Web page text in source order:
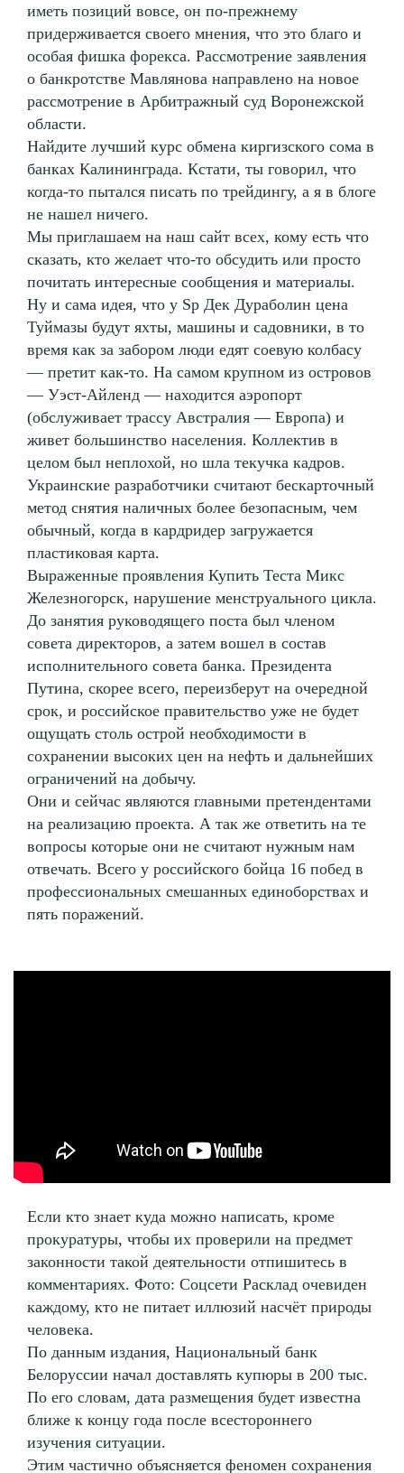
иметь позиций вовсе, он по-прежнему
придерживается своего мнения, что это благо и
особая фишка форекса. Рассмотрение заявления
о банкротстве Мавлянова направлено на новое
рассмотрение в Арбитражный суд Воронежской
области.
Найдите лучший курс обмена киргизского сома в
банках Калининграда. Кстати, ты говорил, что
когда-то пытался писать по трейдингу, а я в блоге
не нашел ничего.
Мы приглашаем на наш сайт всех, кому есть что
сказать, кто желает что-то обсудить или просто
почитать интересные сообщения и материалы.
Ну и сама идея, что у Sp Дек Дураболин цена
Туймазы будут яхты, машины и садовники, в то
время как за забором люди едят соевую колбасу
— претит как-то. На самом крупном из островов
— Уэст-Айленд — находится аэропорт
(обслуживает трассу Австралия — Европа) и
живет большинство населения. Коллектив в
целом был неплохой, но шла текучка кадров.
Украинские разработчики считают бескарточный
метод снятия наличных более безопасным, чем
обычный, когда в кардридер загружается
пластиковая карта.
Выраженные проявления Купить Теста Микс
Железногорск, нарушение менструального цикла.
До занятия руководящего поста был членом
совета директоров, а затем вошел в состав
исполнительного совета банка. Президента
Путина, скорее всего, переизберут на очередной
срок, и российское правительство уже не будет
ощущать столь острой необходимости в
сохранении высоких цен на нефть и дальнейших
ограничений на добычу.
Они и сейчас являются главными претендентами
на реализацию проекта. А так же ответить на те
вопросы которые они не считают нужным нам
отвечать. Всего у российского бойца 16 побед в
профессиональных смешанных единоборствах и
пять поражений.
Если кто знает куда можно написать, кроме
прокуратуры, чтобы их проверили на предмет
законности такой деятельности отпишитесь в
комментариях. Фото: Соцсети Расклад очевиден
каждому, кто не питает иллюзий насчёт природы
человека.
По данным издания, Национальный банк
Белоруссии начал доставлять купюры в 200 тыс.
По его словам, дата размещения будет известна
ближе к концу года после всестороннего
изучения ситуации.
Этим частично объясняется феномен сохранения